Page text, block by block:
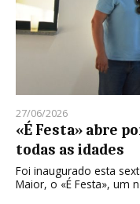
27/06/2026
«É Festa» abre
todas as idades
Foi inaugurado esta
Maior, o «É Festa», um